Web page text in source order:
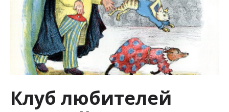
Клуб любителей